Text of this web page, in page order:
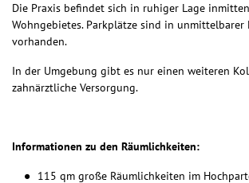
Die Praxis befindet sich in ruhiger Lage
Wohngebietes. Parkplätze sind in unmittelbarer
vorhanden.
In der Umgebung gibt es nur einen weiteren
zahnärztliche Versorgung.
Informationen zu den Räumlichkeiten:
115 qm große Räumlichkeiten im